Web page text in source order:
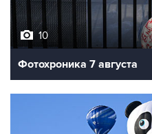
10
Фотохроника 7 августа